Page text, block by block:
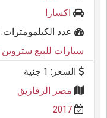
اكسارا
عدد الكيلمومترات: 200000 كم
سيارات للبيع ستروين
السعر: 1 جنية
مصر الزقازيق
2017